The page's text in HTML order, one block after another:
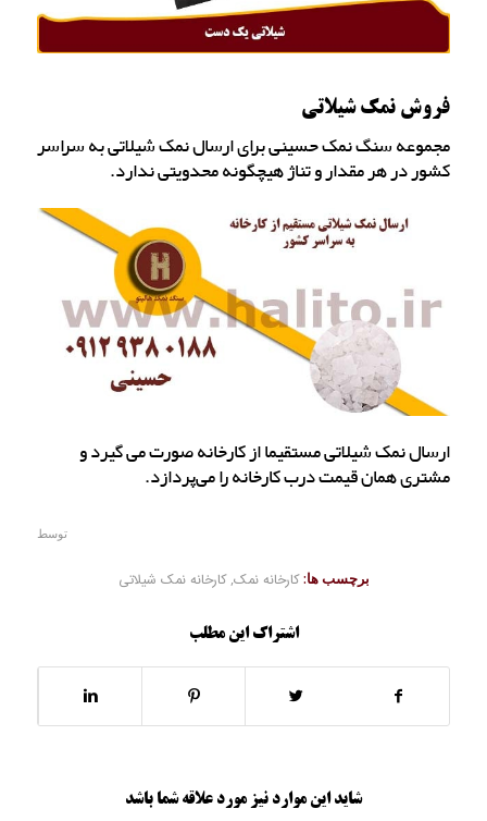
فروش نمک شیلاتی
مجموعه سنگ نمک حسینی برای ارسال نمک شیلاتی به سراسر
کشور در هر مقدار و تناژ هیچگونه محدویتی ندارد.
ارسال نمک شیلاتی مستقیما از کارخانه صورت می گیرد و
مشتری همان قیمت درب کارخانه را می‌پردازد.
توسط
برچسب ها: کارخانه نمک,کارخانه نمک شیلاتی
اشتراک این مطلب
شاید این موارد نیز مورد علاقه شما باشد